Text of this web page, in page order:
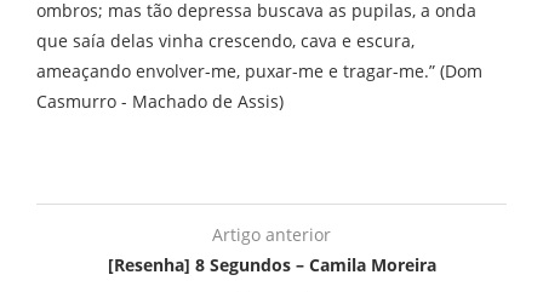
ombros; mas tão depressa buscava as pupilas, a onda
que saía delas vinha crescendo, cava e escura,
ameaçando envolver-me, puxar-me e tragar-me.” (Dom
Casmurro - Machado de Assis)
Artigo anterior
[Resenha] 8 Segundos – Camila Moreira